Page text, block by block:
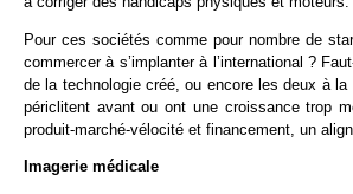
Pour ces sociétés comme pour nombre de
commercer à s’implanter à l’international ?
de la technologie créé, ou encore les deux à
périclitent avant ou ont une croissance trop
produit-marché-vélocité et financement, un
Imagerie médicale